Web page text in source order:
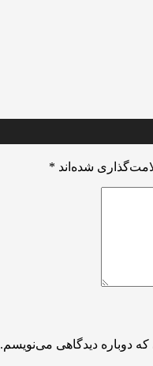
شده‌اند *
دوباره دیدگاهی می‌نویسم.